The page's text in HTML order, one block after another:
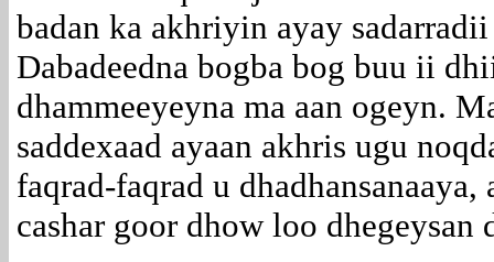
badan ka akhriyin ayay
Dabadeedna bogba bog buu ii
dhammeeyeyna ma aan ogeyn.
saddexaad ayaan akhris ugu
faqrad-faqrad u
cashar goor dhow loo dhegeysan